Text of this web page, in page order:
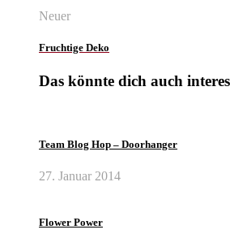
Neuer
Fruchtige Deko
Das könnte dich auch
Team Blog Hop – Doorhanger
27. Januar 2014
Flower Power